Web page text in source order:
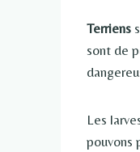
Terriens
sont de
Les
pouvons